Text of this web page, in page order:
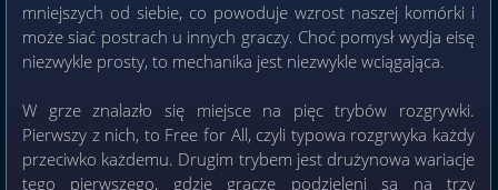
mniejszych od siebie, co powoduje wzrost naszej komórki i
może siać postrach u innych graczy. Choć pomysł wydja eisę
niezwykle prosty, to mechanika jest niezwykle wciągająca.
W grze znalazło się miejsce na pięc trybów rozgrywki.
Pierwszy z nich, to Free for All, czyli typowa rozgrwyka każdy
przeciwko każdemu. Drugim trybem jest drużynowa wariacje
tego pierwszego, gdzie gracze podzieleni są na trzy